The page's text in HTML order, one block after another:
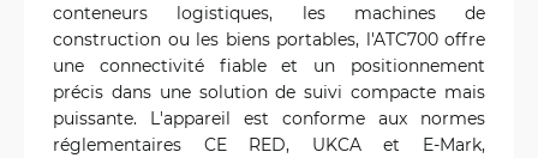
conteneurs logistiques, les machines de
construction ou les biens portables, l'ATC700 offre
une connectivité fiable et un positionnement
précis dans une solution de suivi compacte mais
puissante. L'appareil est conforme aux normes
réglementaires CE RED, UKCA et E-Mark,